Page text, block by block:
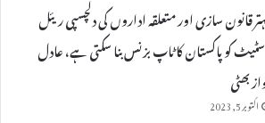
قانون سازی اور متعلقہ اداروں کی دلچسپی ریئل
کو پاکستان کا ٹاپ بزنس بنا سکتی ہے، عادل
بھٹی
اکتوبر 5, 2023